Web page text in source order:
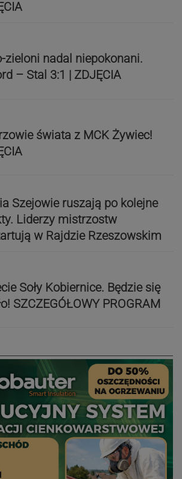
zieloni nadal niepokonani.
– Stal 3:1 | ZDJĘCIA
świata z MCK Żywiec!
Szejowie ruszają po kolejne
Liderzy mistrzostw
w Rajdzie Rzeszowskim
Soły Kobiernice. Będzie się
SZCZEGÓŁOWY PROGRAM